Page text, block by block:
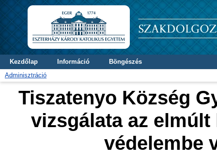
Kezdőlap Információ
Böngészés
Adminisztráció
Tiszatenyo Község
vizsgálata az elmúlt
védelembe